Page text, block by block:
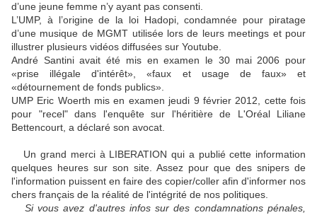
d’une jeune femme n’y ayant pas consenti.
L’UMP, à l’origine de la loi Hadopi, condamnée pour piratage
d’une musique de MGMT utilisée lors de leurs meetings et pour
illustrer plusieurs vidéos diffusées sur Youtube.
André Santini avait été mis en examen le 30 mai 2006 pour
«prise illégale d'intérêt», «faux et usage de faux» et
«détournement de fonds publics».
UMP Eric Woerth mis en examen jeudi 9 février 2012, cette fois
pour "recel" dans l'enquête sur l'héritière de L'Oréal Liliane
Bettencourt, a déclaré son avocat.
Un grand merci à LIBERATION qui a publié cette information
quelques heures sur son site. Assez pour que des snipers de
l'information puissent en faire des copier/coller afin d'informer nos
chers français de la réalité de l'intégrité de nos politiques.
Si vous avez d'autres infos sur des condamnations pénales,